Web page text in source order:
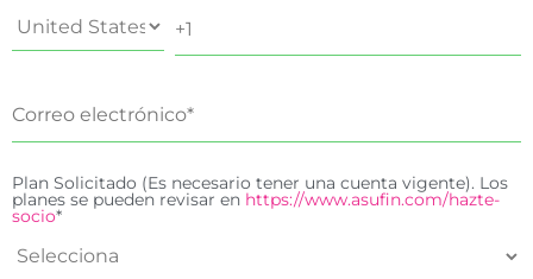
Plan Solicitado (Es necesario tener una cuenta vigente). Los
planes se pueden revisar en https://www.asufin.com/hazte-
socio*